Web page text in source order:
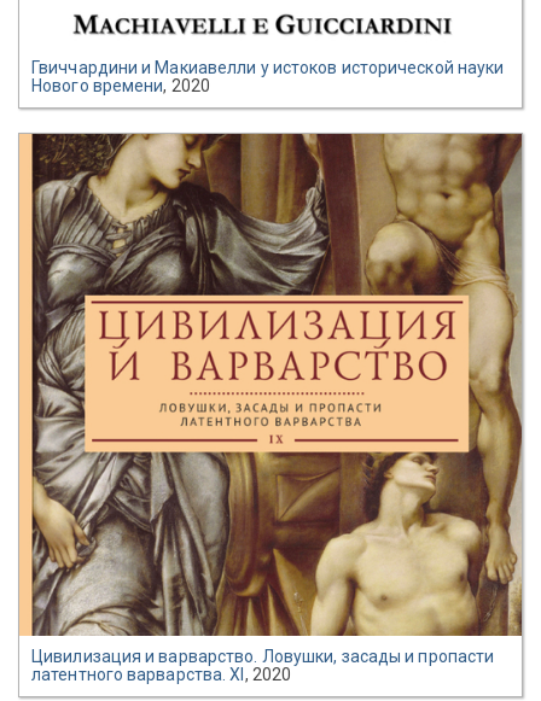
Гвиччардини и Макиавелли у истоков исторической науки
Нового времени, 2020
Цивилизация и варварство. Ловушки, засады и пропасти
латентного варварства. XI, 2020